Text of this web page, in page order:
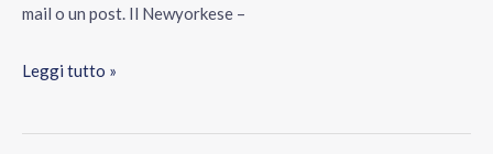
mail o un post. Il Newyorkese –
Leggi tutto »